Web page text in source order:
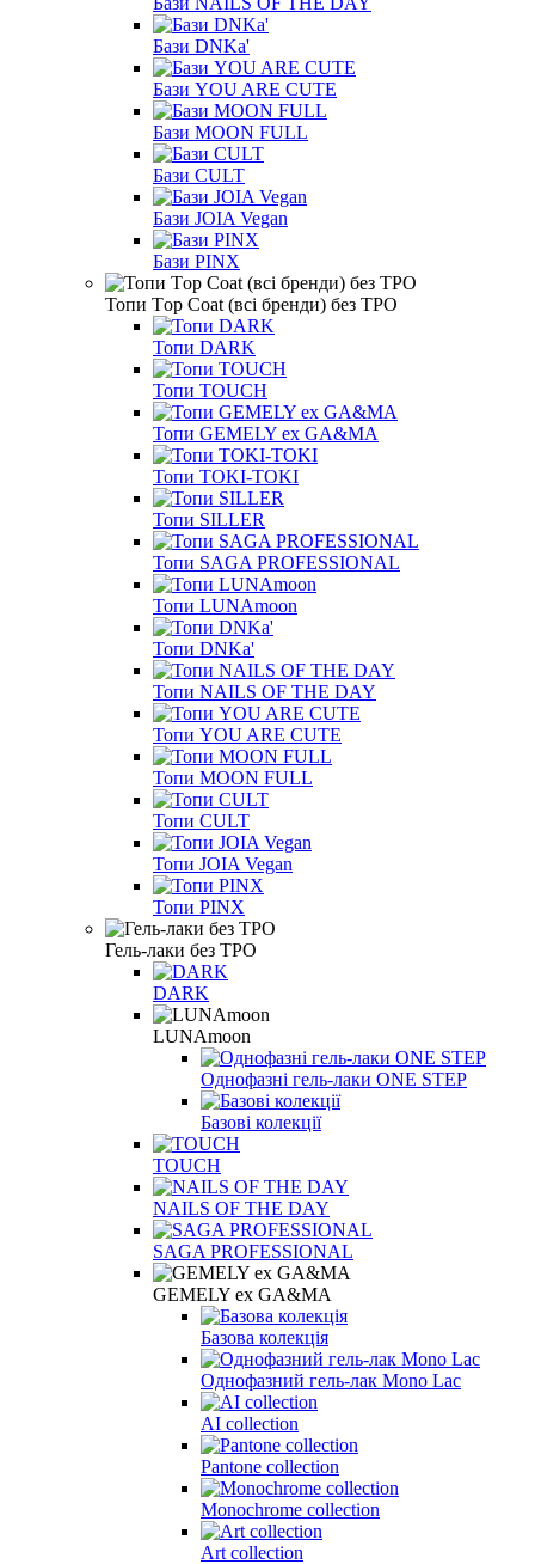
Бази DNKa'
Бази YOU ARE CUTE
Бази MOON FULL
Бази CULT
Бази JOIA Vegan
Бази PINX
Топи Тop Coat (всі бренди) без TPO
Топи DARK
Топи TOUCH
Топи GEMELY ex GA&MA
Топи TOKI-TOKI
Топи SILLER
Топи SAGA PROFESSIONAL
Топи LUNAmoon
Топи DNKa'
Топи NAILS OF THE DAY
Топи YOU ARE CUTE
Топи MOON FULL
Топи CULT
Топи JOIA Vegan
Топи PINX
Гель-лаки без TPO
DARK
LUNAmoon
Однофазні гель-лаки ONE STEP
Базові колекції
TOUCH
NAILS OF THE DAY
SAGA PROFESSIONAL
GEMELY ex GA&MA
Базова колекція
Однофазний гель-лак Mono Lac
AI collection
Pantone collection
Monochrome collection
Art collection